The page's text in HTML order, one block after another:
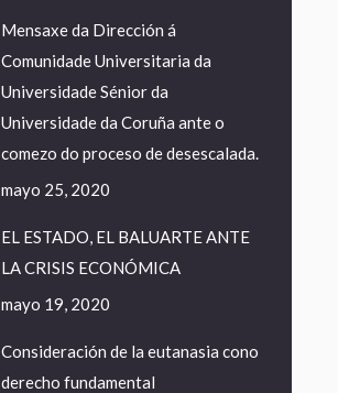
Mensaxe da Dirección á
Comunidade Universitaria da
Universidade Sénior da
Universidade da Coruña ante o
comezo do proceso de desescalada.
mayo 25, 2020
EL ESTADO, EL BALUARTE ANTE
LA CRISIS ECONÓMICA
mayo 19, 2020
Consideración de la eutanasia cono
derecho fundamental